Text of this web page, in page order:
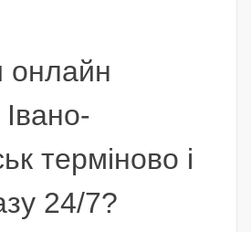
онлайн
терміново і
24/7?